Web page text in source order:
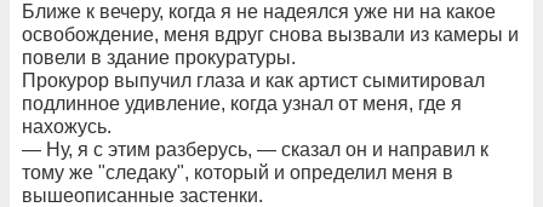
Ближе к вечеру, когда я не надеялся уже ни на какое
освобождение, меня вдруг снова вызвали из камеры и
повели в здание прокуратуры.
Прокурор выпучил глаза и как артист сымитировал
подлинное удивление, когда узнал от меня, где я
нахожусь.
— Ну, я с этим разберусь, — сказал он и направил к
тому же "следаку", который и определил меня в
вышеописанные застенки.